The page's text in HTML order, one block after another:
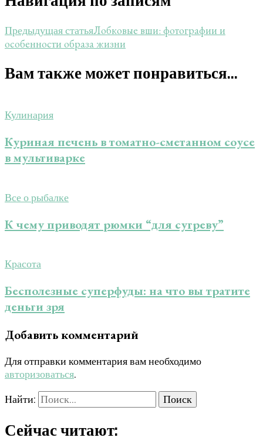
Предыдущая статьяЛобковые вши: фотографии и
особенности образа жизни
Вам также может понравиться...
Кулинария
Куриная печень в томатно-сметанном соусе
в мультиварке
Все о рыбалке
К чему приводят рюмки “для сугреву”
Красота
Бесполезные суперфуды: на что вы тратите
деньги зря
Добавить комментарий
Для отправки комментария вам необходимо
авторизоваться.
Найти:
Сейчас читают: